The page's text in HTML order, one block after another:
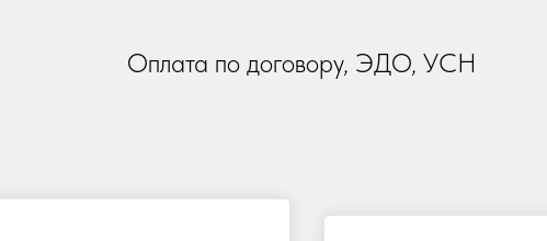
Оплата по договору, ЭДО, УСН